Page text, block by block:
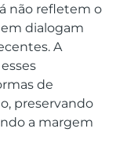
não refletem o
dialogam
A
de
preservando
a margem